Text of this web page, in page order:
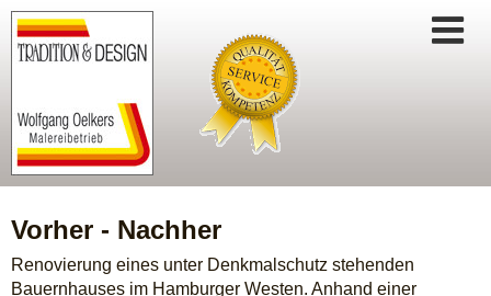
Verwaltungen
Vorher - Nachher
Renovierung eines unter Denkmalschutz stehenden
Bauernhauses im Hamburger Westen. Anhand einer